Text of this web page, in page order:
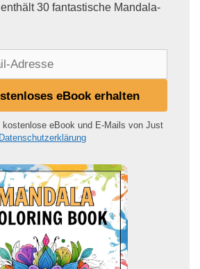
30 fantastische Mandala-
eBook erhalten
kostenlose eBook und E-Mails von Just
Datenschutzerklärung